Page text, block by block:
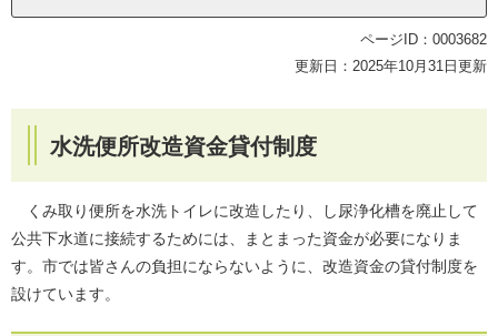
ページID：0003682
更新日：2025年10月31日更新
水洗便所改造資金貸付制度
くみ取り便所を水洗トイレに改造したり、し尿浄化槽を廃止して
公共下水道に接続するためには、まとまった資金が必要になりま
す。市では皆さんの負担にならないように、改造資金の貸付制度を
設けています。